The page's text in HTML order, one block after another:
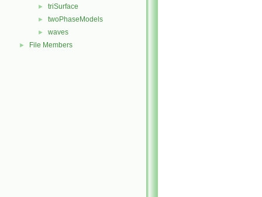
► triSurface
► twoPhaseModels
► waves
► File Members